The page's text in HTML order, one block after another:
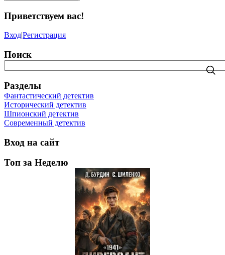
Приветствуем вас!
Вход|Регистрация
Поиск
Разделы
Фантастический детектив
Исторический детектив
Шпионский детектив
Современный детектив
Вход на сайт
Топ за Неделю